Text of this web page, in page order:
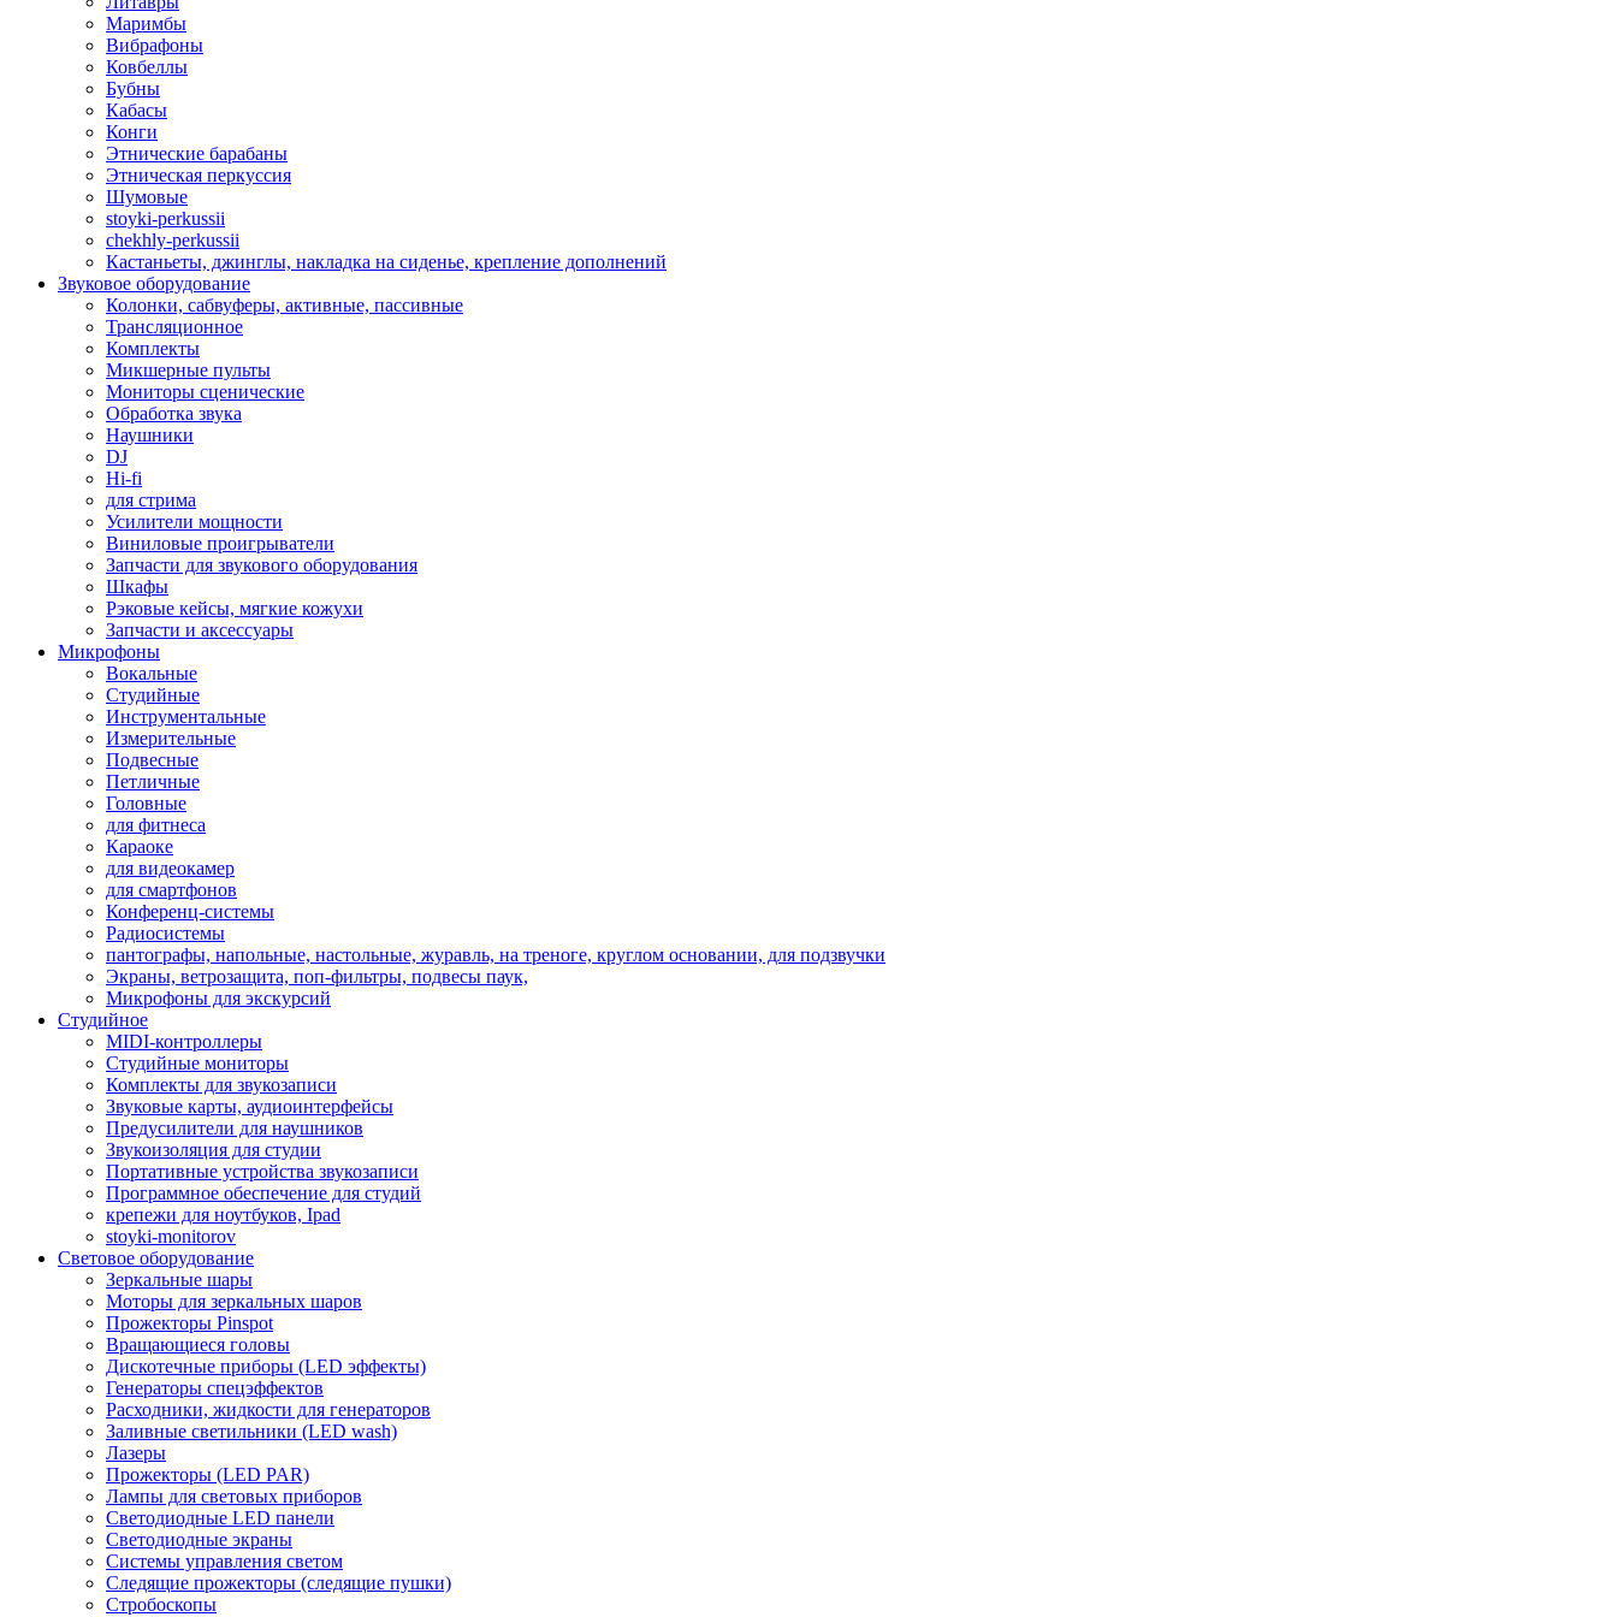
Маримбы
Вибрафоны
Ковбеллы
Бубны
Кабасы
Конги
Этнические барабаны
Этническая перкуссия
Шумовые
stoyki-perkussii
chekhly-perkussii
Кастаньеты, джинглы, накладка на сиденье, крепление дополнений
Звуковое оборудование
Колонки, сабвуферы, активные, пассивные
Трансляционное
Комплекты
Микшерные пульты
Мониторы сценические
Обработка звука
Наушники
DJ
Hi-fi
для стрима
Усилители мощности
Виниловые проигрыватели
Запчасти для звукового оборудования
Шкафы
Рэковые кейсы, мягкие кожухи
Запчасти и аксессуары
Микрофоны
Вокальные
Студийные
Инструментальные
Измерительные
Подвесные
Петличные
Головные
для фитнеса
Караоке
для видеокамер
для смартфонов
Конференц-системы
Радиосистемы
пантографы, напольные, настольные, журавль, на треноге, круглом основании, для подзвучки
Экраны, ветрозащита, поп-фильтры, подвесы паук,
Микрофоны для экскурсий
Студийное
MIDI-контроллеры
Студийные мониторы
Комплекты для звукозаписи
Звуковые карты, аудиоинтерфейсы
Предусилители для наушников
Звукоизоляция для студии
Портативные устройства звукозаписи
Программное обеспечение для студий
крепежи для ноутбуков, Ipad
stoyki-monitorov
Световое оборудование
Зеркальные шары
Моторы для зеркальных шаров
Прожекторы Pinspot
Вращающиеся головы
Дискотечные приборы (LED эффекты)
Генераторы спецэффектов
Расходники, жидкости для генераторов
Заливные светильники (LED wash)
Лазеры
Прожекторы (LED PAR)
Лампы для световых приборов
Светодиодные LED панели
Светодиодные экраны
Системы управления светом
Следящие прожекторы (следящие пушки)
Стробоскопы